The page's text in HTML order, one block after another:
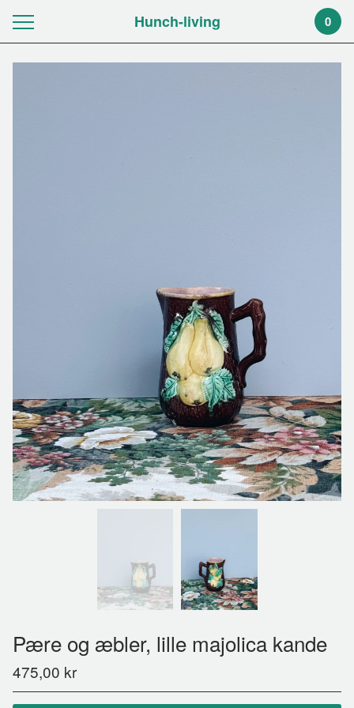
Hunch-living 0
Pære og æbler, lille majolica kande
475,00 kr